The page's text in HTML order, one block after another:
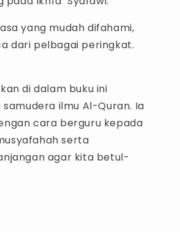
yang mudah difahami,
dari pelbagai peringkat.
di dalam buku ini
ilmu Al-Quran. Ia
cara berguru kepada
serta
agar kita betul-